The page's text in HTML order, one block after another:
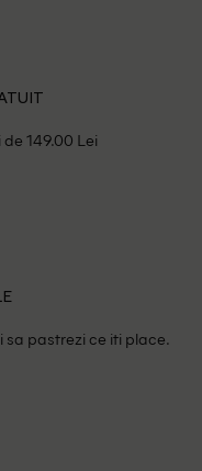
149.00 Lei
sa pastrezi ce iti place.